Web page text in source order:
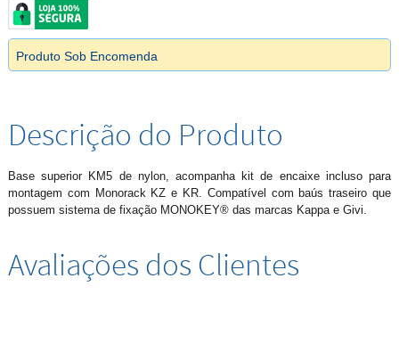
Produto Sob Encomenda
Descrição do Produto
Base superior KM5 de nylon, acompanha kit de encaixe incluso para
montagem com Monorack KZ e KR. Compatível com baús traseiro que
possuem sistema de fixação MONOKEY® das marcas Kappa e Givi.
Avaliações dos Clientes